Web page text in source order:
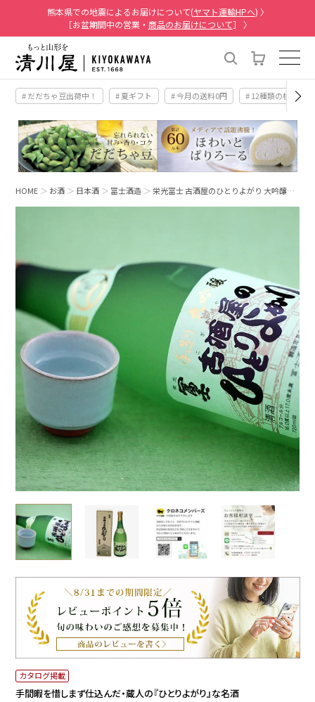
熊本県での地震によるお届けについて(ヤマト運輸HPへ) 〉
［お盆期間中の営業・ 商品のお届けについて］ 〉
# だだちゃ豆出荷中！ # 夏ギフト # 今月の送料0円 # 12種類の桃
HOME お酒 日本酒 冨士酒造 栄光冨士 古酒屋のひとりよがり 大吟醸…
カタログ掲載
手間暇を惜しまず仕込んだ・蔵人の『ひとりよがり』な名酒